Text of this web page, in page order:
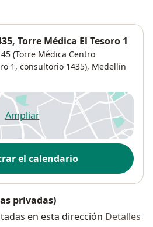
Torre Médica El Tesoro 1
(Torre Médica Centro
1, consultorio 1435), Medellín
Ampliarse abre en una nueva
el calendario
privadas)
en esta dirección Detalles